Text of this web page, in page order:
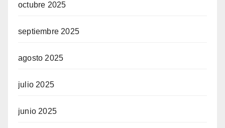
octubre 2025
septiembre 2025
agosto 2025
julio 2025
junio 2025